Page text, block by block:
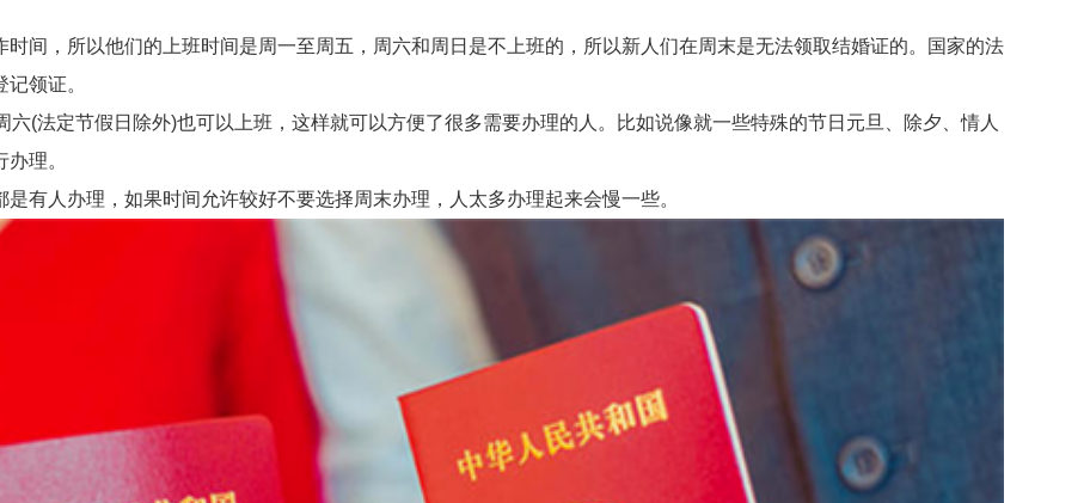
，所以他们的上班时间是周一至周五，周六和周日是不上班的，所以新人们在周末是无法领取结婚证的。国家的法
领证。
法定节假日除外)也可以上班，这样就可以方便了很多需要办理的人。比如说像就一些特殊的节日元旦、除夕、情人
理。
人办理，如果时间允许较好不要选择周末办理，人太多办理起来会慢一些。